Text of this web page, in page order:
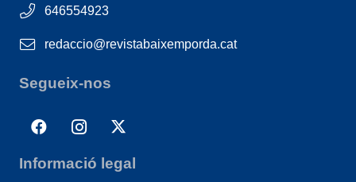
646554923
redaccio@revistabaixemporda.cat
Segueix-nos
Informació legal